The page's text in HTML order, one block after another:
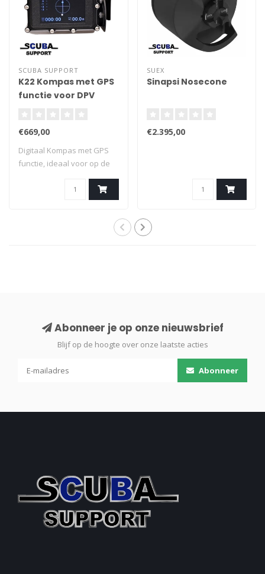
SCUBA SUPPORT
K22 Kompas met GPS
functie voor DPV
€669,00
Digitaal Kompas met GPS
functie, ideaal voor op de
SUEX
Sinapsi Nosecone
€2.395,00
Abonneer je op onze nieuwsbrief
Blijf op de hoogte over onze laatste acties
Abonneer